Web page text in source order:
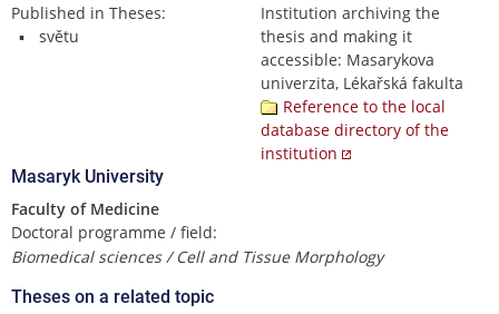
Published in Theses:
světu
Institution archiving the
thesis and making it
accessible: Masarykova
univerzita, Lékařská fakulta
Reference to the local
database directory of the
institution
Masaryk University
Faculty of Medicine
Doctoral programme / field:
Biomedical sciences / Cell and Tissue Morphology
Theses on a related topic